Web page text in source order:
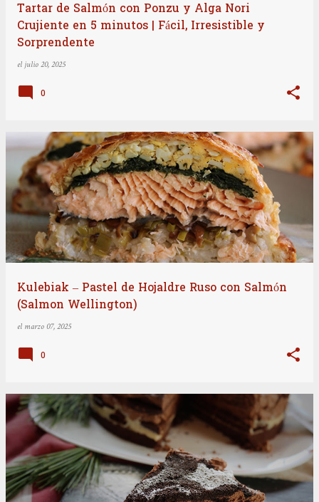
Tartar de Salmón con Ponzu y Alga Nori
Crujiente en 5 minutos | Fácil, Irresistible y
Sorprendente
el julio 20, 2025
0
Kulebiak – Pastel de Hojaldre Ruso con Salmón
(Salmon Wellington)
el marzo 07, 2025
0